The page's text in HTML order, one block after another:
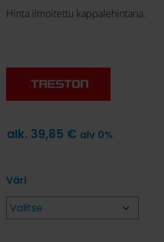
Hinta ilmoitettu kappalehintana.
alk. 39,85 € alv 0%
Väri